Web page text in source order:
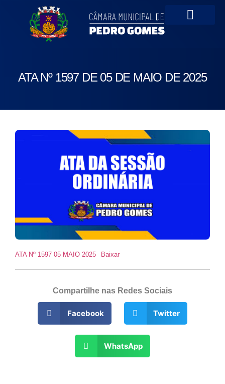
ATA Nº 1597 DE 05 DE MAIO DE 2025
ATA Nº 1597 05 MAIO 2025 Baixar
Compartilhe nas Redes Sociais
Facebook Twitter
WhatsApp